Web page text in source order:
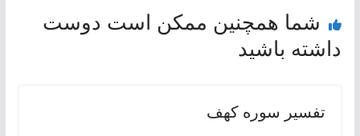
شما همچنین ممکن است دوست
داشته باشید
تفسیر سوره کهف